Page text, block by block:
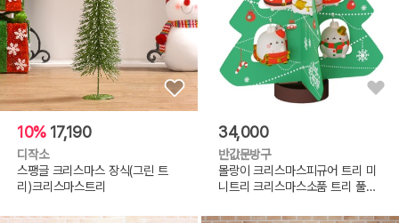
10% 17,190
디작소
스팽글 크리스마스 장식(그린 트
리)크리스마스트리
34,000
반값문방구
몰랑이 크리스마스피규어 트리 미
니트리 크리스마스소품 트리 풀세